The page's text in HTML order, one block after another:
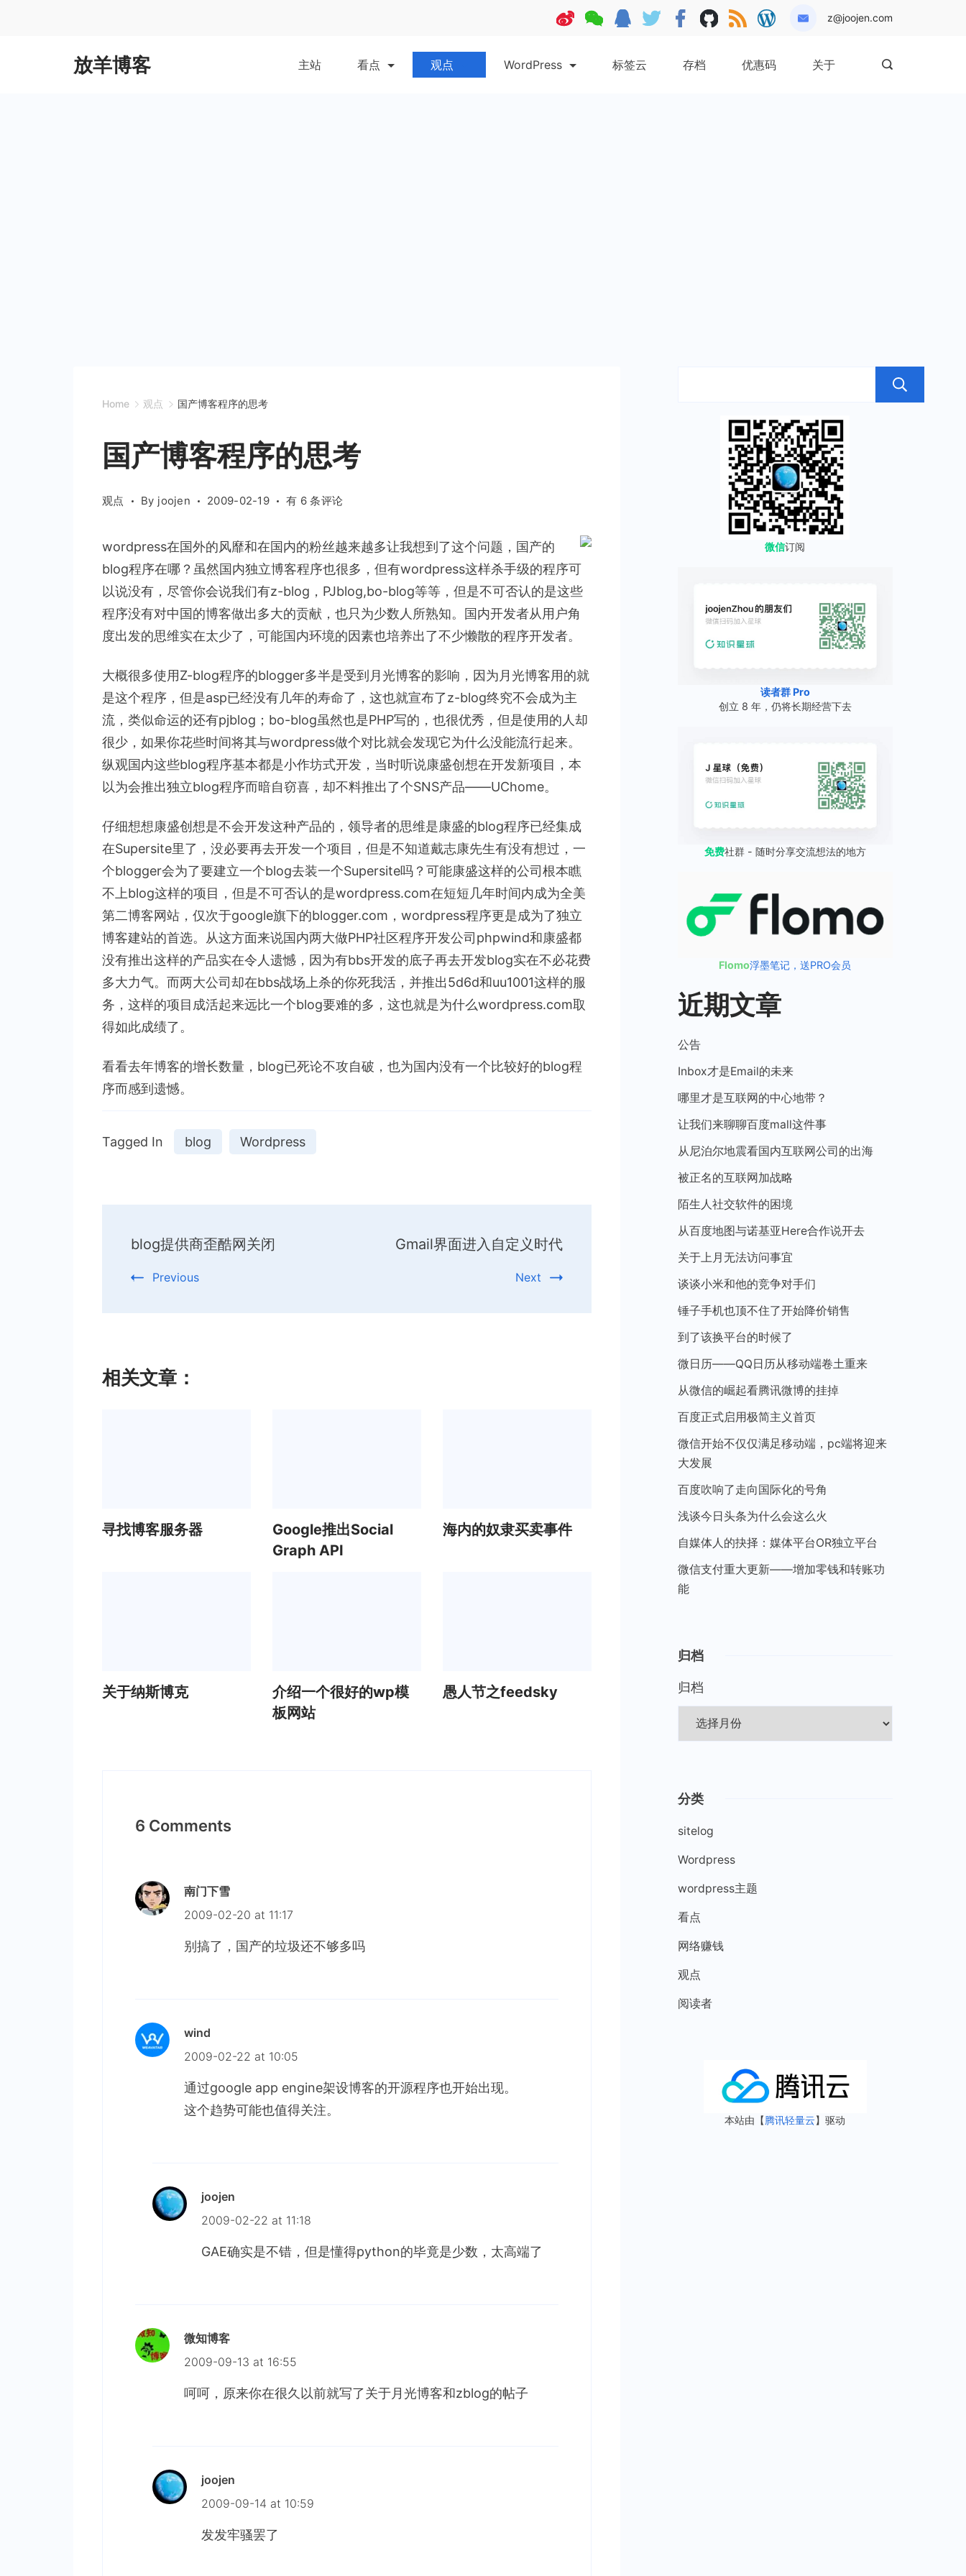
z@joojen.com
放羊博客 主站 看点 观点 WordPress 标签云 存档 优惠码 关于
Home 观点 国产博客程序的思考
国产博客程序的思考
观点 By joojen 2009-02-19
国
博
客
程
序
的
思
有 6 条评论
wordpress在国外的风靡和在国内的粉丝越来越多让我想到了这个问题，国产的
blog程序在哪？虽然国内独立博客程序也很多，但有wordpress这样杀手级的程序可
以说没有，尽管你会说我们有z-blog，PJblog,bo-blog等等，但是不可否认的是这些
程序没有对中国的博客做出多大的贡献，也只为少数人所熟知。国内开发者从用户角
度出发的思维实在太少了，可能国内环境的因素也培养出了不少懒散的程序开发者。
大概很多使用Z-blog程序的blogger多半是受到月光博客的影响，因为月光博客用的就
是这个程序，但是asp已经没有几年的寿命了，这也就宣布了z-blog终究不会成为主
流，类似命运的还有pjblog；bo-blog虽然也是PHP写的，也很优秀，但是使用的人却
很少，如果你花些时间将其与wordpress做个对比就会发现它为什么没能流行起来。
纵观国内这些blog程序基本都是小作坊式开发，当时听说康盛创想在开发新项目，本
以为会推出独立blog程序而暗自窃喜，却不料推出了个SNS产品——UChome。
仔细想想康盛创想是不会开发这种产品的，领导者的思维是康盛的blog程序已经集成
在Supersite里了，没必要再去开发一个项目，但是不知道戴志康先生有没有想过，一
个blogger会为了要建立一个blog去装一个Supersite吗？可能康盛这样的公司根本瞧
不上blog这样的项目，但是不可否认的是wordpress.com在短短几年时间内成为全美
第二博客网站，仅次于google旗下的blogger.com，wordpress程序更是成为了独立
博客建站的首选。从这方面来说国内两大做PHP社区程序开发公司phpwind和康盛都
没有推出这样的产品实在令人遗憾，因为有bbs开发的底子再去开发blog实在不必花费
多大力气。而两大公司却在bbs战场上杀的你死我活，并推出5d6d和uu1001这样的服
务，这样的项目成活起来远比一个blog要难的多，这也就是为什么wordpress.com取
得如此成绩了。
看看去年博客的增长数量，blog已死论不攻自破，也为国内没有一个比较好的blog程
序而感到遗憾。
Tagged In blog Wordpress
Navigation
blog提供商歪酷网关闭
Previous
Gmail界面进入自定义时代
Next
相关文章：
寻找博客服务器
Google推出Social
Graph API
海内的奴隶买卖事件
关于纳斯博克
介绍一个很好的wp模
板网站
愚人节之feedsky
6 Comments
南门下雪
2009-02-20 at 11:17
别搞了，国产的垃圾还不够多吗
wind
2009-02-22 at 10:05
通过google app engine架设博客的开源程序也开始出现。
这个趋势可能也值得关注。
joojen
2009-02-22 at 11:18
GAE确实是不错，但是懂得python的毕竟是少数，太高端了
微知博客
2009-09-13 at 16:55
呵呵，原来你在很久以前就写了关于月光博客和zblog的帖子
joojen
2009-09-14 at 10:59
发发牢骚罢了
微信订阅
读者群 Pro
创立 8 年，仍将长期经营下去
免费社群 - 随时分享交流想法的地方
Flomo浮墨笔记，送PRO会员
近期文章
公告
Inbox才是Email的未来
哪里才是互联网的中心地带？
让我们来聊聊百度mall这件事
从尼泊尔地震看国内互联网公司的出海
被正名的互联网加战略
陌生人社交软件的困境
从百度地图与诺基亚Here合作说开去
关于上月无法访问事宜
谈谈小米和他的竞争对手们
锤子手机也顶不住了开始降价销售
到了该换平台的时候了
微日历——QQ日历从移动端卷土重来
从微信的崛起看腾讯微博的挂掉
百度正式启用极简主义首页
微信开始不仅仅满足移动端，pc端将迎来
大发展
百度吹响了走向国际化的号角
浅谈今日头条为什么会这么火
自媒体人的抉择：媒体平台OR独立平台
微信支付重大更新——增加零钱和转账功
能
归档
归档
分类
sitelog
Wordpress
wordpress主题
看点
网络赚钱
观点
阅读者
本站由【腾讯轻量云】驱动